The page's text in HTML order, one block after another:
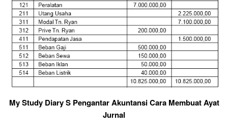
My Study Diary S Pengantar Akuntansi Cara Membuat Ayat
Jurnal